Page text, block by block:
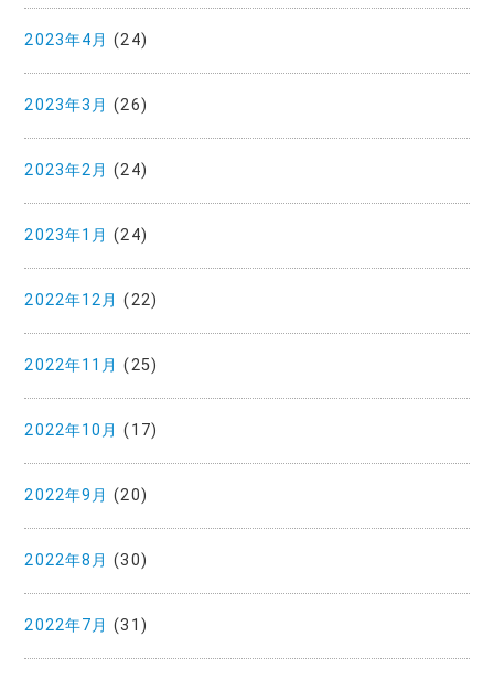
2023年4月 (24)
2023年3月 (26)
2023年2月 (24)
2023年1月 (24)
2022年12月 (22)
2022年11月 (25)
2022年10月 (17)
2022年9月 (20)
2022年8月 (30)
2022年7月 (31)